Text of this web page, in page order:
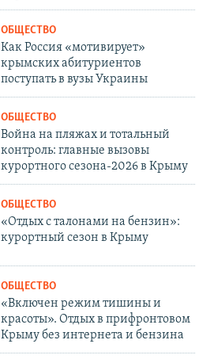
ОБЩЕСТВО
Как Россия «мотивирует»
крымских абитуриентов
поступать в вузы Украины
ОБЩЕСТВО
Война на пляжах и тотальный
контроль: главные вызовы
курортного сезона-2026 в Крыму
ОБЩЕСТВО
«Отдых с талонами на бензин»:
курортный сезон в Крыму
ОБЩЕСТВО
«Включен режим тишины и
красоты». Отдых в прифронтовом
Крыму без интернета и бензина